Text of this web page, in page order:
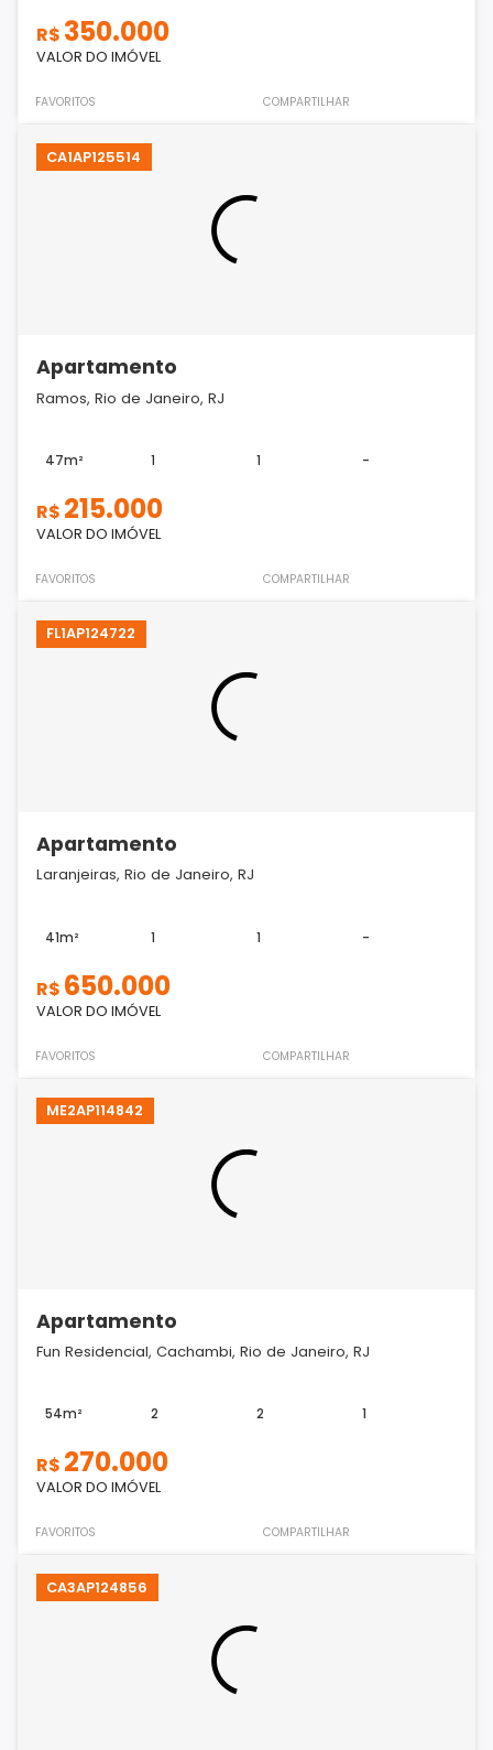
R$ 350.000
VALOR DO IMÓVEL
FAVORITOS COMPARTILHAR
CA1AP125514
Apartamento
Ramos, Rio de Janeiro, RJ
47m² 1 1 -
R$ 215.000
VALOR DO IMÓVEL
FAVORITOS COMPARTILHAR
FL1AP124722
Apartamento
Laranjeiras, Rio de Janeiro, RJ
41m² 1 1 -
R$ 650.000
VALOR DO IMÓVEL
FAVORITOS COMPARTILHAR
ME2AP114842
Apartamento
Fun Residencial, Cachambi, Rio de Janeiro, RJ
54m² 2 2 1
R$ 270.000
VALOR DO IMÓVEL
FAVORITOS COMPARTILHAR
CA3AP124856